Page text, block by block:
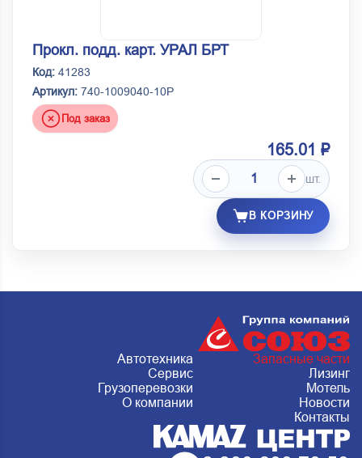
Прокл. подд. карт. УРАЛ БРТ
Код: 41283
Артикул: 740-1009040-10Р
Под заказ
165.01 ₽
шт.
В КОРЗИНУ
Автотехника
Запасные части
Сервис
Лизинг
Грузоперевозки
Мотель
О компании
Новости
Контакты